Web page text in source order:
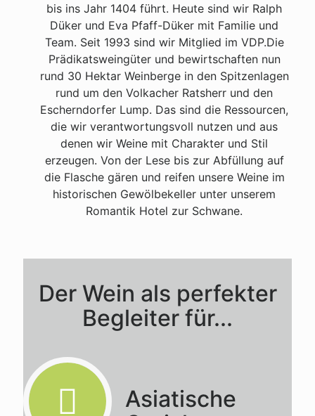
bis ins Jahr 1404 führt. Heute sind wir Ralph
Düker und Eva Pfaff-Düker mit Familie und
Team. Seit 1993 sind wir Mitglied im VDP.Die
Prädikatsweingüter und bewirtschaften nun
rund 30 Hektar Weinberge in den Spitzenlagen
rund um den Volkacher Ratsherr und den
Escherndorfer Lump. Das sind die Ressourcen,
die wir verantwortungsvoll nutzen und aus
denen wir Weine mit Charakter und Stil
erzeugen. Von der Lese bis zur Abfüllung auf
die Flasche gären und reifen unsere Weine im
historischen Gewölbekeller unter unserem
Romantik Hotel zur Schwane.
Der Wein als perfekter
Begleiter für...
Asiatische